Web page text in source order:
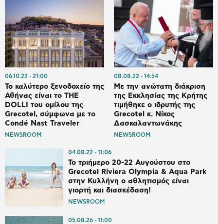
06.10.23 21:00
Το καλύτερο ξενοδοχείο της
Αθήνας είναι το ΤΗΕ
DOLLI του ομίλου της
Grecotel, σύμφωνα με το
Condé Nast Traveler
NEWSROOM
08.08.22 14:54
Με την ανώτατη διάκριση
της Εκκλησίας της Κρήτης
τιμήθηκε ο ιδρυτής της
Grecotel κ. Νίκος
Δασκαλαντωνάκης
NEWSROOM
04.08.22 11:06
Το τριήμερο 20-22 Αυγούστου στο
Grecotel Riviera Olympia & Aqua Park
στην Κυλλήνη o αθλητισμός είναι
γιορτή και διασκέδαση!
NEWSROOM
05.08.26 11:00